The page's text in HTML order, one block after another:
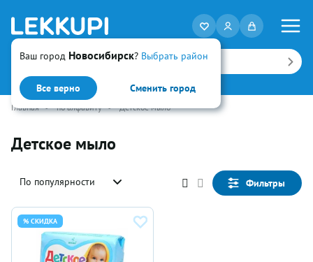
Ваш город Новосибирск? Выбрать район
Все верно Сменить город
Искать
Главная • по алфавиту • Детское мыло
Детское мыло
По популярности Фильтры
% СКИДКА